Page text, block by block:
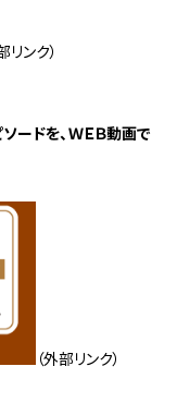
リンク）
ードを、ＷＥＢ動画で
（外部リンク）